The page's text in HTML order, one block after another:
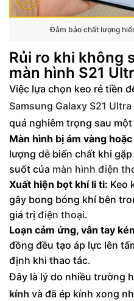
Đảm bảo chất lượng
Rủi ro khi không
màn hình S21
Việc lựa chọn keo rẻ tiền
Samsung Galaxy S21 Ultra
quả nghiêm trọng sau
Màn hình bị ám vàng
lượng dễ biến chất khi
suốt của màn hình điện
Xuất hiện bọt khí li ti: Keo
gây bong bóng khí bên
giá trị điện thoại.
Loạn cảm ứng, vân tay
đồng đều tạo áp lực lên
định khi thao tác.
Đây là lý do nhiều trường
kính và đã ép kính xong